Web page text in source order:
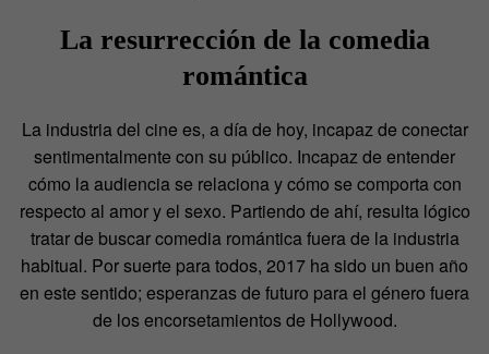
La resurrección de la comedia
romántica
La industria del cine es, a día de hoy, incapaz de conectar
sentimentalmente con su público. Incapaz de entender
cómo la audiencia se relaciona y cómo se comporta con
respecto al amor y el sexo. Partiendo de ahí, resulta lógico
tratar de buscar comedia romántica fuera de la industria
habitual. Por suerte para todos, 2017 ha sido un buen año
en este sentido; esperanzas de futuro para el género fuera
de los encorsetamientos de Hollywood.